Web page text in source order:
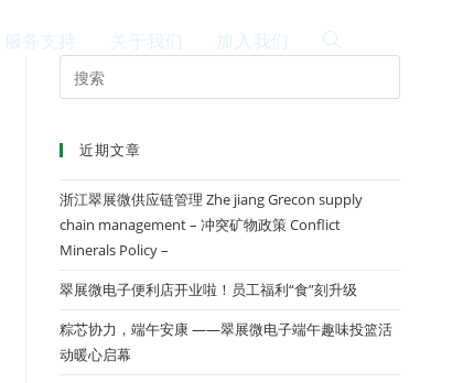
服务支持 关于我们 加入我们
近期文章
浙江翠展微供应链管理 Zhe jiang Grecon supply
chain management – 冲突矿物政策 Conflict
Minerals Policy –
翠展微电子便利店开业啦！员工福利“食”刻升级
粽芯协力，端午安康 ——翠展微电子端午趣味投篮活
动暖心启幕